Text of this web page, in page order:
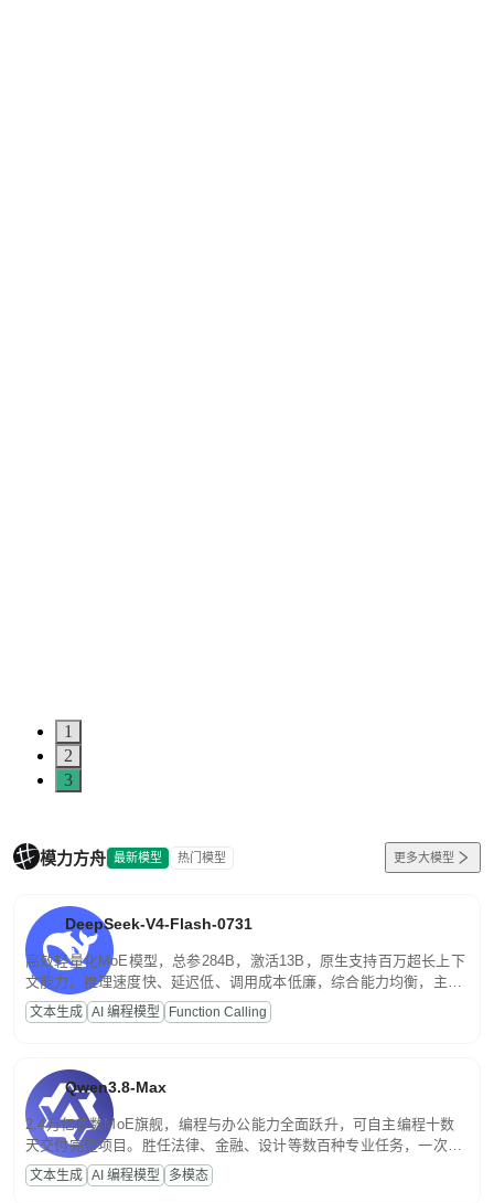
1
2
3
模力方舟 最新模型 热门模型 更多大模型
DeepSeek-V4-Flash-0731
高效轻量化MoE模型，总参284B，激活13B，原生支持百万超长上下
文能力。推理速度快、延迟低、调用成本低廉，综合能力均衡，主打
高并发、轻量化任务，适合日常对话、内容创作、基础 RAG、批量
文案处理等普惠刚需场景。
文本生成 AI 编程模型 Function Calling
Qwen3.8-Max
2.4万亿参数MoE旗舰，编程与办公能力全面跃升，可自主编程十数
天交付完整项目。胜任法律、金融、设计等数百种专业任务，一次对
话端到端交付生产级成果。原生视觉理解贯穿规划、执行与验证全流
程，支持超长文档与长视频的深度语义解析。长程任务中自主规划与
文本生成 AI 编程模型 多模态